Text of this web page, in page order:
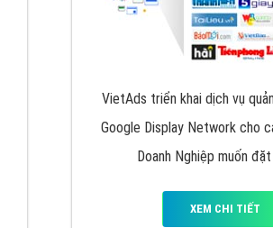
VietAds triển khai dịch vụ
Google Display Network cho
Doanh Nghiệp muốn
XEM CHI TIẾT